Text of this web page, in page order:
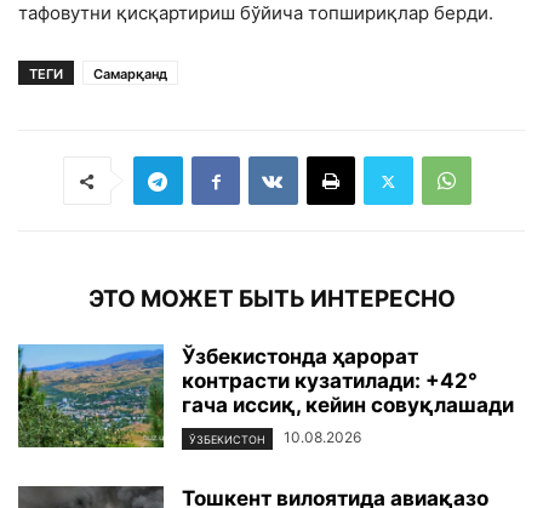
тафовутни қисқартириш бўйича топшириқлар берди.
ТЕГИ Самарқанд
ЭТО МОЖЕТ БЫТЬ ИНТЕРЕСНО
Ўзбекистонда ҳарорат
контрасти кузатилади: +42°
гача иссиқ, кейин совуқлашади
ЎЗБЕКИСТОН 10.08.2026
Тошкент вилоятида авиақазо